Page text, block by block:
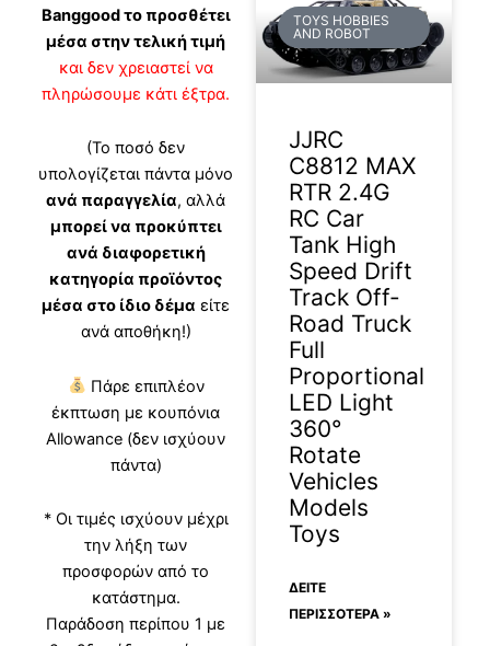
Banggood το προσθέτει
μέσα στην τελική τιμή
και δεν χρειαστεί να
πληρώσουμε κάτι έξτρα.
(Το ποσό δεν
υπολογίζεται πάντα μόνο
ανά παραγγελία, αλλά
μπορεί να προκύπτει
ανά διαφορετική
κατηγορία προϊόντος
μέσα στο ίδιο δέμα είτε
ανά αποθήκη!)
Πάρε επιπλέον
έκπτωση με κουπόνια
Allowance (δεν ισχύουν
πάντα)
* Οι τιμές ισχύουν μέχρι
την λήξη των
προσφορών από το
κατάστημα.
Παράδοση περίπου 1 με
TOYS HOBBIES
AND ROBOT
JJRC
C8812 MAX
RTR 2.4G
RC Car
Tank High
Speed Drift
Track Off-
Road Truck
Full
Proportional
LED Light
360°
Rotate
Vehicles
Models
Toys
ΔΕΊΤΕ
ΠΕΡΙΣΣΟΤΕΡΑ »